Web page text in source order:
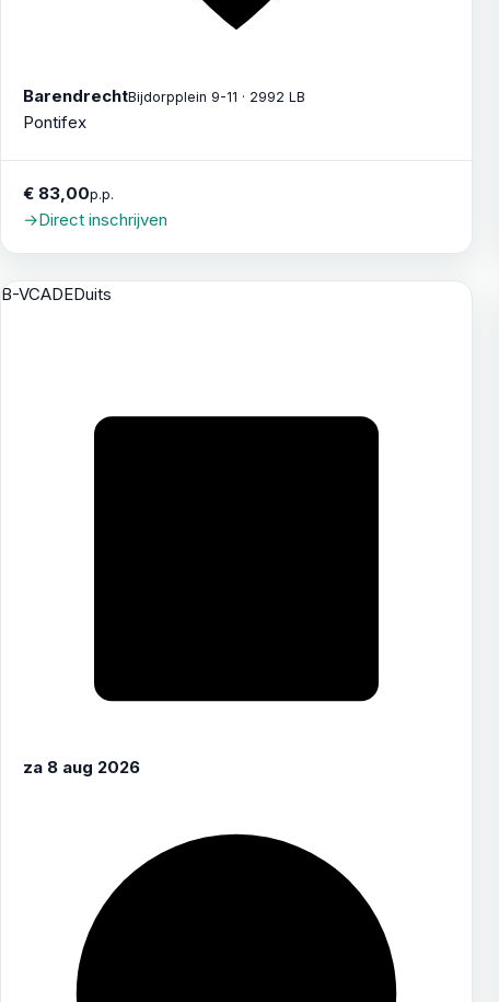
BarendrechtBijdorpplein 9-11 · 2992 LB
Pontifex
€ 83,00p.p.
→Direct inschrijven
B-VCADEDuits
za 8 aug 2026